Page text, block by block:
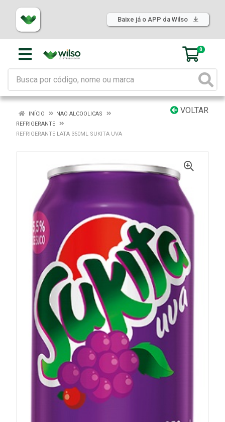
Baixe já o APP da Wilso
0
VOLTAR
INÍCIO
NAO ALCOOLICAS
REFRIGERANTE
REFRIGERANTE LATA 350ML SUKITA UVA